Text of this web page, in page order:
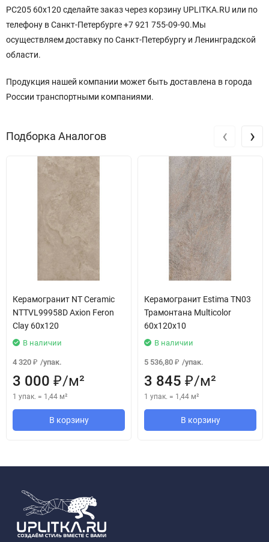
PC205 60x120 сделайте заказ через корзину UPLITKA.RU или по
телефону в Санкт-Петербурге +7 921 755-09-90.Мы
осуществляем доставку по Санкт-Петербургу и Ленинградской
области.
Продукция нашей компании может быть доставлена в города
России транспортными компаниями.
Подборка Аналогов
Керамогранит NT Ceramic
NTTVL99958D Axion Feron
Clay 60x120
В наличии
4 320 ₽ /упак.
3 000 ₽/м²
1 упак. = 1,44 м²
В корзину
Керамогранит Estima TN03
Трамонтана Multicolor
60x120x10
В наличии
5 536,80 ₽ /упак.
3 845 ₽/м²
1 упак. = 1,44 м²
В корзину
‹ ›